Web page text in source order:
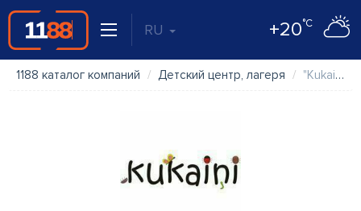
RU +20°C
1188 каталог компаний Детский центр, лагеря "Kukaiņi" Bērnu studija, ballītes bērniem